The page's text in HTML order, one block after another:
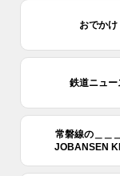
おでかけ
鉄道ニュー
常磐線の＿＿＿
JOBANSEN